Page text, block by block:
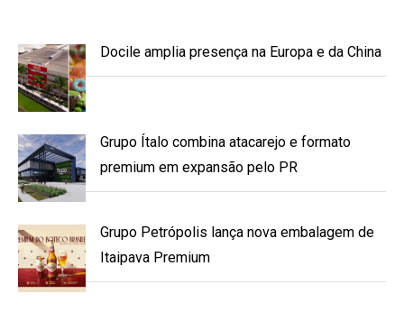
Docile amplia presença na Europa e da China
Grupo Ítalo combina atacarejo e formato
premium em expansão pelo PR
Grupo Petrópolis lança nova embalagem de
Itaipava Premium